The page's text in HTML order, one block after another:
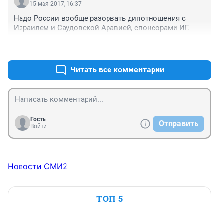
15 мая 2017, 16:37
Надо России вообще разорвать дипотношения с
Израилем и Саудовской Аравией, спонсорами ИГ.
Читать все комментарии
Гость
Войти
Отправить
Новости СМИ2
ТОП 5